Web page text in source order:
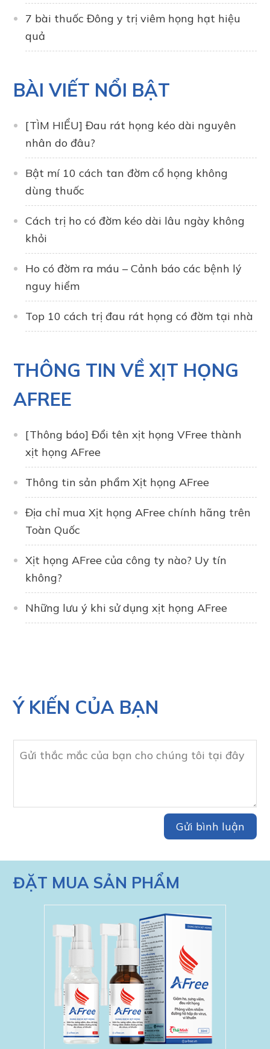
7 bài thuốc Đông y trị viêm họng hạt hiệu
quả
BÀI VIẾT NỔI BẬT
[TÌM HIỂU] Đau rát họng kéo dài nguyên
nhân do đâu?
Bật mí 10 cách tan đờm cổ họng không
dùng thuốc
Cách trị ho có đờm kéo dài lâu ngày không
khỏi
Ho có đờm ra máu – Cảnh báo các bệnh lý
nguy hiểm
Top 10 cách trị đau rát họng có đờm tại nhà
THÔNG TIN VỀ XỊT HỌNG
AFREE
[Thông báo] Đổi tên xịt họng VFree thành
xịt họng AFree
Thông tin sản phẩm Xịt họng AFree
Địa chỉ mua Xịt họng AFree chính hãng trên
Toàn Quốc
Xịt họng AFree của công ty nào? Uy tín
không?
Những lưu ý khi sử dụng xịt họng AFree
Ý KIẾN CỦA BẠN
ĐẶT MUA SẢN PHẨM